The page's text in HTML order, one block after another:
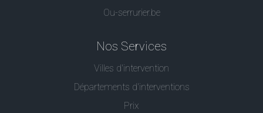
Ou-serrurier.be
Nos Services
Villes d'intervention
Départements d'interventions
Prix